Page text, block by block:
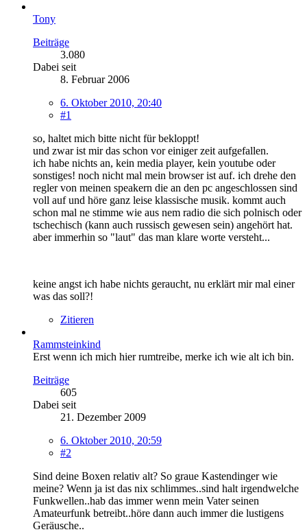
Tony
Beiträge
3.080
Dabei seit
8. Februar 2006
6. Oktober 2010, 20:40
#1
so, haltet mich bitte nicht für bekloppt!
und zwar ist mir das schon vor einiger zeit aufgefallen.
ich habe nichts an, kein media player, kein youtube oder
sonstiges! noch nicht mal mein browser ist auf. ich drehe den
regler von meinen speakern die an den pc angeschlossen sind
voll auf und höre ganz leise klassische musik. kommt auch
schon mal ne stimme wie aus nem radio die sich polnisch oder
tschechisch (kann auch russisch gewesen sein) angehört hat.
aber immerhin so "laut" das man klare worte versteht...
keine angst ich habe nichts geraucht, nu erklärt mir mal einer
was das soll?!
Zitieren
Rammsteinkind
Erst wenn ich mich hier rumtreibe, merke ich wie alt ich bin.
Beiträge
605
Dabei seit
21. Dezember 2009
6. Oktober 2010, 20:59
#2
Sind deine Boxen relativ alt? So graue Kastendinger wie
meine? Wenn ja ist das nix schlimmes..sind halt irgendwelche
Funkwellen..hab das immer wenn mein Vater seinen
Amateurfunk betreibt..höre dann auch immer die lustigens
Geräusche..